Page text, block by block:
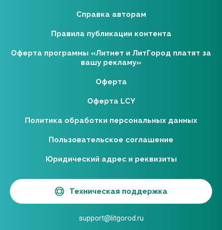
Справка авторам
Правила публикации контента
Оферта программы «Литнет и ЛитГород платят за
вашу рекламу»
Оферта
Оферта LCY
Политика обработки персональных данных
Пользовательское соглашение
Юридический адрес и реквизиты
Техническая поддержка
support@litgorod.ru